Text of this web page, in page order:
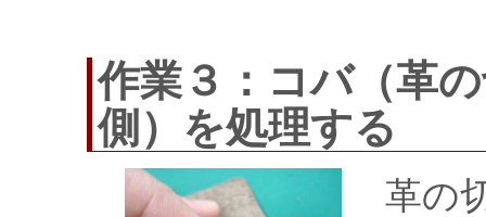
作業３：コバ（革
側）を処理する
革の